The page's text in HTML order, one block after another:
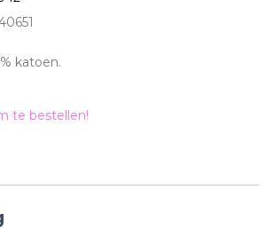
katoen.
te bestellen!